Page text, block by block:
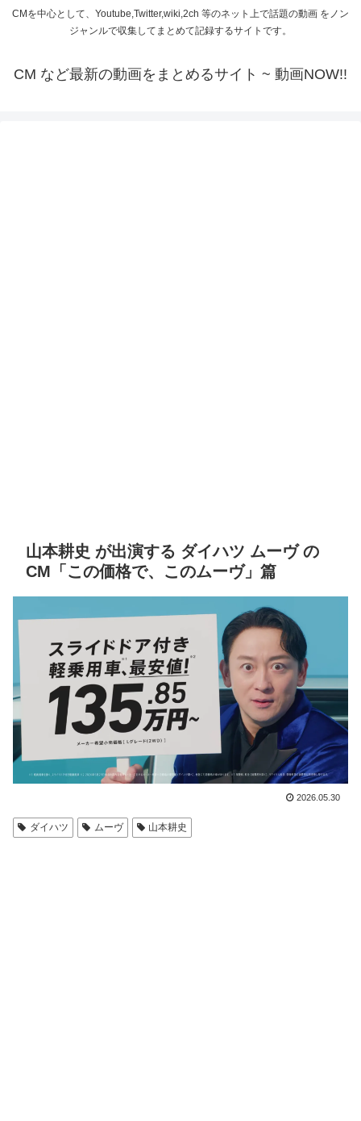
CMを中心として、Youtube,Twitter,wiki,2ch 等のネット上で話題の動画 をノン
ジャンルで収集してまとめて記録するサイトです。
CM など最新の動画をまとめるサイト ~ 動画NOW!!
山本耕史 が出演する ダイハツ ムーヴ の
CM「この価格で、このムーヴ」篇
2026.05.30
ダイハツ ムーヴ 山本耕史